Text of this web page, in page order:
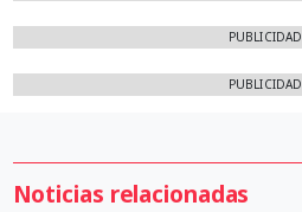
PUBLICIDAD
PUBLICIDAD
Noticias relacionadas